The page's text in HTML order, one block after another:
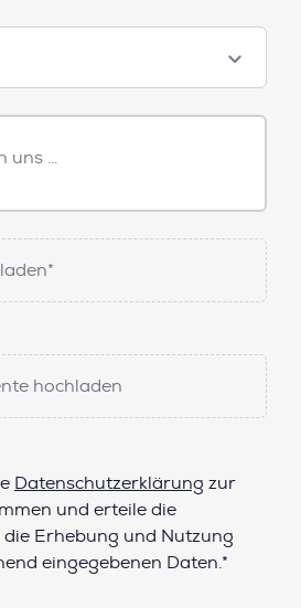
hochladen
Datenschutzerklärung zur
und erteile die
Erhebung und Nutzung
eingegebenen Daten.*